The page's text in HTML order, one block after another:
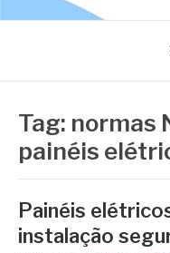
Tag: normas
painéis
Painéis
instalação